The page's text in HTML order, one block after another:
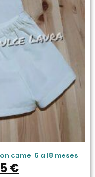
camel 6 a 18 meses
€